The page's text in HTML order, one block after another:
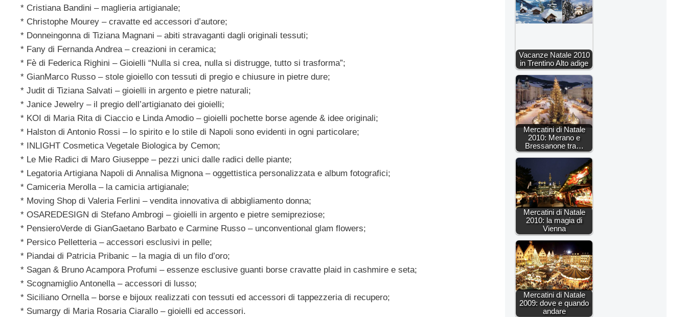
* Cristiana Bandini – maglieria artigianale;
* Christophe Mourey – cravatte ed accessori d’autore;
* Donneingonna di Tiziana Magnani – abiti stravaganti dagli originali tessuti;
* Fany di Fernanda Andrea – creazioni in ceramica;
* Fè di Federica Righini – Gioielli “Nulla si crea, nulla si distrugge, tutto si trasforma”;
* GianMarco Russo – stole gioiello con tessuti di pregio e chiusure in pietre dure;
* Judit di Tiziana Salvati – gioielli in argento e pietre naturali;
* Janice Jewelry – il pregio dell’artigianato dei gioielli;
* KOI di Maria Rita di Ciaccio e Linda Amodio – gioielli pochette borse agende & idee originali;
* Halston di Antonio Rossi – lo spirito e lo stile di Napoli sono evidenti in ogni particolare;
* INLIGHT Cosmetica Vegetale Biologica by Cemon;
* Le Mie Radici di Maro Giuseppe – pezzi unici dalle radici delle piante;
* Legatoria Artigiana Napoli di Annalisa Mignona – oggettistica personalizzata e album fotografici;
* Camiceria Merolla – la camicia artigianale;
* Moving Shop di Valeria Ferlini – vendita innovativa di abbigliamento donna;
* OSAREDESIGN di Stefano Ambrogi – gioielli in argento e pietre semipreziose;
* PensieroVerde di GianGaetano Barbato e Carmine Russo – unconventional glam flowers;
* Persico Pelletteria – accessori esclusivi in pelle;
* Piandai di Patricia Pribanic – la magia di un filo d’oro;
* Sagan & Bruno Acampora Profumi – essenze esclusive guanti borse cravatte plaid in cashmire e seta;
* Scognamiglio Antonella – accessori di lusso;
* Siciliano Ornella – borse e bijoux realizzati con tessuti ed accessori di tappezzeria di recupero;
* Sumargy di Maria Rosaria Ciarallo – gioielli ed accessori.
Vacanze Natale 2010
in Trentino Alto adige
Mercatini di Natale
2010: Merano e
Bressanone tra…
Mercatini di Natale
2010: la magia di
Vienna
Mercatini di Natale
2009: dove e quando
andare